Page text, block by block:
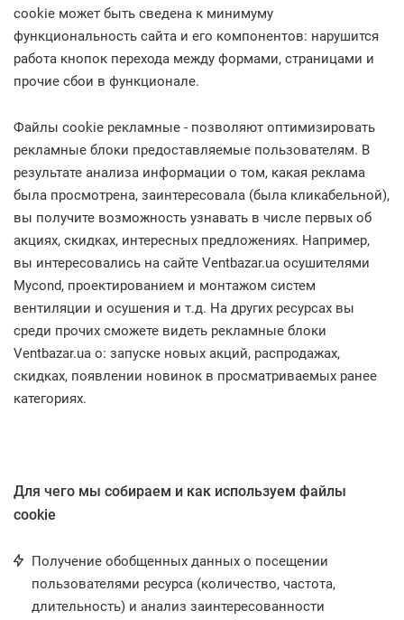
cookie может быть сведена к минимуму
функциональность сайта и его компонентов: нарушится
работа кнопок перехода между формами, страницами и
прочие сбои в функционале.
Файлы cookie рекламные - позволяют оптимизировать
рекламные блоки предоставляемые пользователям. В
результате анализа информации о том, какая реклама
была просмотрена, заинтересовала (была кликабельной),
вы получите возможность узнавать в числе первых об
акциях, скидках, интересных предложениях. Например,
вы интересовались на сайте Ventbazar.ua осушителями
Mycond, проектированием и монтажом систем
вентиляции и осушения и т.д. На других ресурсах вы
среди прочих сможете видеть рекламные блоки
Ventbazar.ua о: запуске новых акций, распродажах,
скидках, появлении новинок в просматриваемых ранее
категориях.
Для чего мы собираем и как используем файлы
cookie
Получение обобщенных данных о посещении
пользователями ресурса (количество, частота,
длительность) и анализ заинтересованности